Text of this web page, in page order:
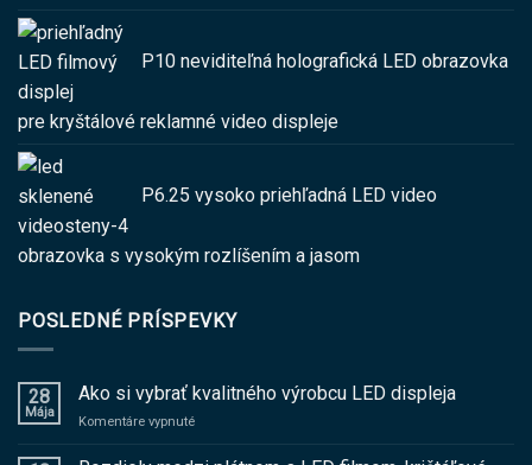
P10 neviditeľná holografická LED obrazovka
pre kryštálové reklamné video displeje
P6.25 vysoko priehľadná LED video
obrazovka s vysokým rozlíšením a jasom
POSLEDNÉ PRÍSPEVKY
28
Mája
Ako si vybrať kvalitného výrobcu LED displeja
Komentáre vypnuté